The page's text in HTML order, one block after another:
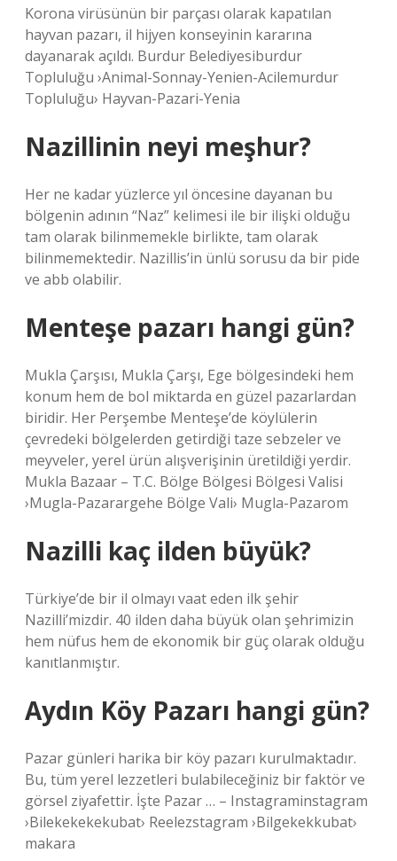
Korona virüsünün bir parçası olarak kapatılan
hayvan pazarı, il hijyen konseyinin kararına
dayanarak açıldı. Burdur Belediyesiburdur
Topluluğu ›Animal-Sonnay-Yenien-Acilemurdur
Topluluğu› Hayvan-Pazari-Yenia
Nazillinin neyi meşhur?
Her ne kadar yüzlerce yıl öncesine dayanan bu
bölgenin adının “Naz” kelimesi ile bir ilişki olduğu
tam olarak bilinmemekle birlikte, tam olarak
bilinmemektedir. Nazillis’in ünlü sorusu da bir pide
ve abb olabilir.
Menteşe pazarı hangi gün?
Mukla Çarşısı, Mukla Çarşı, Ege bölgesindeki hem
konum hem de bol miktarda en güzel pazarlardan
biridir. Her Perşembe Menteşe’de köylülerin
çevredeki bölgelerden getirdiği taze sebzeler ve
meyveler, yerel ürün alışverişinin üretildiği yerdir.
Mukla Bazaar – T.C. Bölge Bölgesi Bölgesi Valisi
›Mugla-Pazarargehe Bölge Vali› Mugla-Pazarom
Nazilli kaç ilden büyük?
Türkiye’de bir il olmayı vaat eden ilk şehir
Nazilli’mizdir. 40 ilden daha büyük olan şehrimizin
hem nüfus hem de ekonomik bir güç olarak olduğu
kanıtlanmıştır.
Aydın Köy Pazarı hangi gün?
Pazar günleri harika bir köy pazarı kurulmaktadır.
Bu, tüm yerel lezzetleri bulabileceğiniz bir faktör ve
görsel ziyafettir. İşte Pazar … – Instagraminstagram
›Bilekekekekubat› Reelezstagram ›Bilgekekkubat›
makara